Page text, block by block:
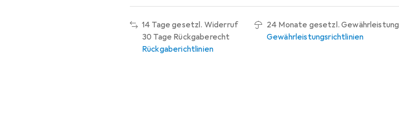
14 Tage gesetzl. Widerruf
30 Tage Rückgaberecht
Rückgaberichtlinien
24 Monate gesetzl. Gewährleistung
Gewährleistungsrichtlinien